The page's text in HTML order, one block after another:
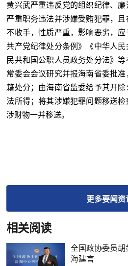
黄兴武严重违反党的组织纪律、
严重职务违法并涉嫌受贿犯罪，且
不收手，性质严重，影响恶劣，
共产党纪律处分条例》《中华人
民共和国公职人员政务处分法》
常委会会议研究并报海南省委批
籍处分；由海南省监委给予其开
法所得；将其涉嫌犯罪问题移送
涉财物一并移送。
更多要闻资
相关阅读
全国政协委员
海建言